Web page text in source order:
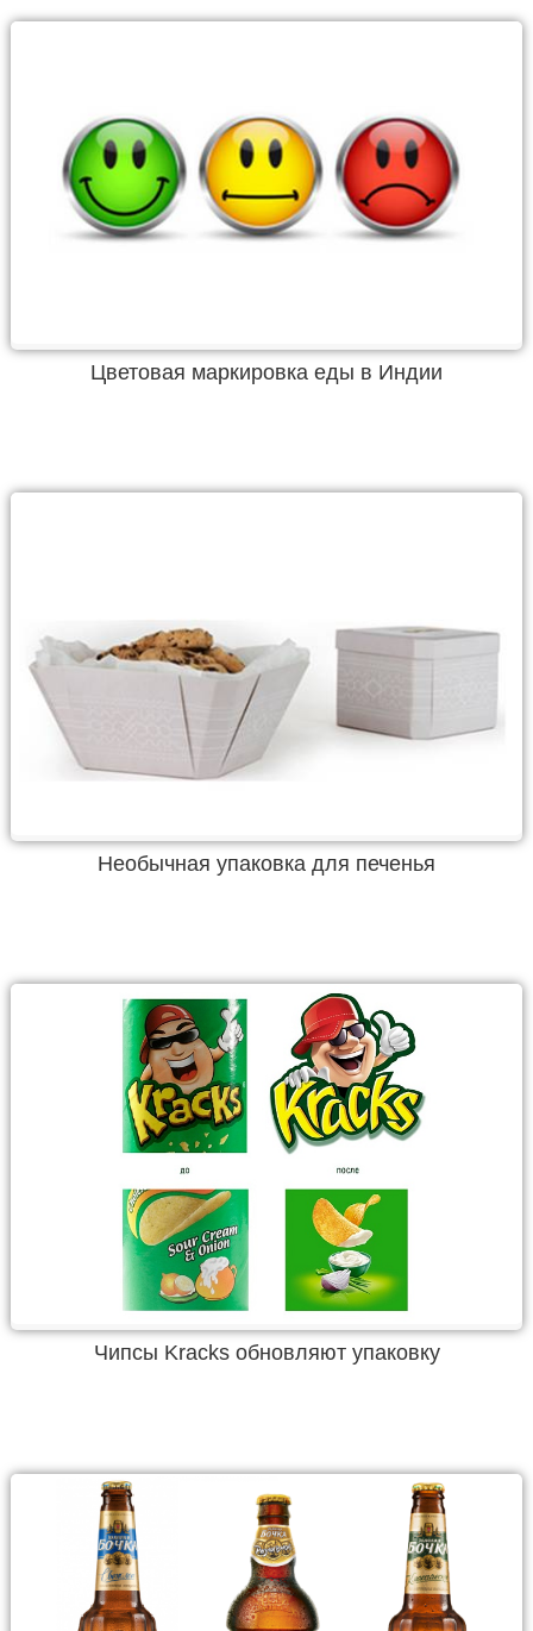
Цветовая маркировка еды в Индии
Необычная упаковка для печенья
Чипсы Kracks обновляют упаковку